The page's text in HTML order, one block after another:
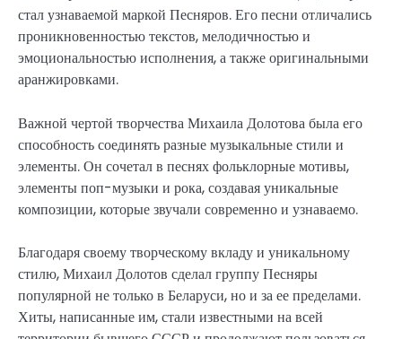
стал узнаваемой маркой Песняров. Его песни отличались
проникновенностью текстов, мелодичностью и
эмоциональностью исполнения, а также оригинальными
аранжировками.
Важной чертой творчества Михаила Долотова была его
способность соединять разные музыкальные стили и
элементы. Он сочетал в песнях фольклорные мотивы,
элементы поп-музыки и рока, создавая уникальные
композиции, которые звучали современно и узнаваемо.
Благодаря своему творческому вкладу и уникальному
стилю, Михаил Долотов сделал группу Песняры
популярной не только в Беларуси, но и за ее пределами.
Хиты, написанные им, стали известными на всей